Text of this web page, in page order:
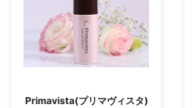
Primavista(プリマヴィスタ)